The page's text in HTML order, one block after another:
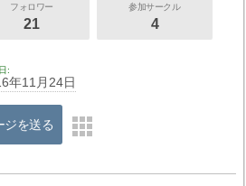
フォロワー
21
参加サークル
4
年11月24日
ジを送る